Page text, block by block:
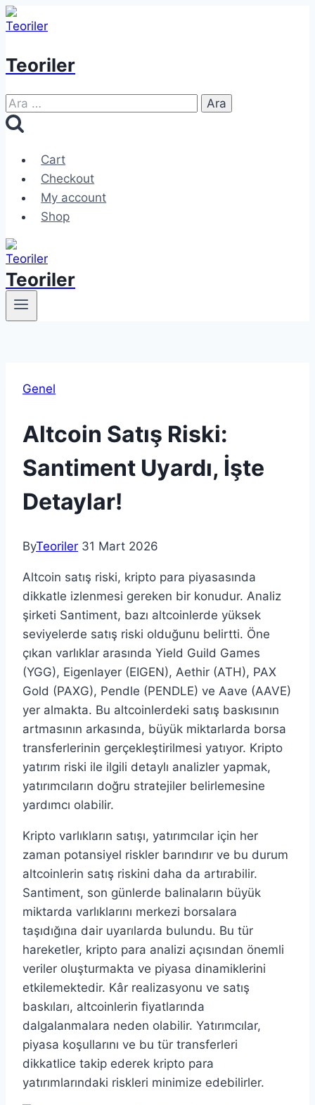
Skip
to
Teoriler
Arama:
Cart
Checkout
My account
Shop
Teoriler
Genel
Altcoin Satış Riski:
Santiment Uyardı, İşte
Detaylar!
ByTeoriler 31 Mart 2026
Altcoin satış riski, kripto para piyasasında
dikkatle izlenmesi gereken bir konudur. Analiz
şirketi Santiment, bazı altcoinlerde yüksek
seviyelerde satış riski olduğunu belirtti. Öne
çıkan varlıklar arasında Yield Guild Games
(YGG), Eigenlayer (EIGEN), Aethir (ATH), PAX
Gold (PAXG), Pendle (PENDLE) ve Aave (AAVE)
yer almakta. Bu altcoinlerdeki satış baskısının
artmasının arkasında, büyük miktarlarda borsa
transferlerinin gerçekleştirilmesi yatıyor. Kripto
yatırım riski ile ilgili detaylı analizler yapmak,
yatırımcıların doğru stratejiler belirlemesine
yardımcı olabilir.
Kripto varlıkların satışı, yatırımcılar için her
zaman potansiyel riskler barındırır ve bu durum
altcoinlerin satış riskini daha da artırabilir.
Santiment, son günlerde balinaların büyük
miktarda varlıklarını merkezi borsalara
taşıdığına dair uyarılarda bulundu. Bu tür
hareketler, kripto para analizi açısından önemli
veriler oluşturmakta ve piyasa dinamiklerini
etkilemektedir. Kâr realizasyonu ve satış
baskıları, altcoinlerin fiyatlarında
dalgalanmalara neden olabilir. Yatırımcılar,
piyasa koşullarını ve bu tür transferleri
dikkatlice takip ederek kripto para
yatırımlarındaki riskleri minimize edebilirler.